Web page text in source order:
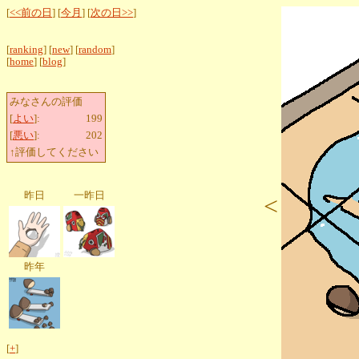
[<<前の日 ] [今月 ] [次の日>>]
[ranking] [new] [random]
[home] [blog]
みなさんの評価
[よい]:
199
[悪い]:
202
↑評価してください
昨日 一昨日
昨年
[+]
<